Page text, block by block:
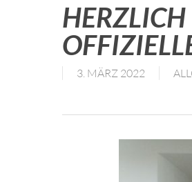
3. MÄRZ 2022